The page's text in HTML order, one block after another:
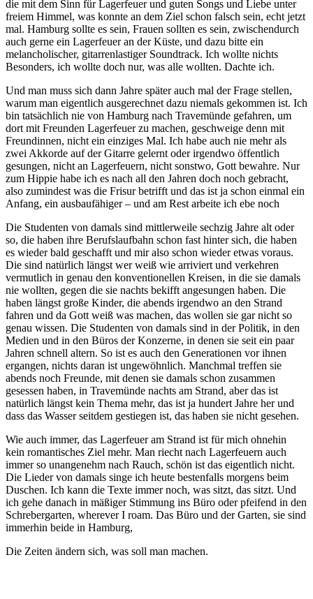
die mit dem Sinn für Lagerfeuer und guten Songs und Liebe unter
freiem Himmel, was konnte an dem Ziel schon falsch sein, echt jetzt
mal. Hamburg sollte es sein, Frauen sollten es sein, zwischendurch
auch gerne ein Lagerfeuer an der Küste, und dazu bitte ein
melancholischer, gitarrenlastiger Soundtrack. Ich wollte nichts
Besonders, ich wollte doch nur, was alle wollten. Dachte ich.
Und man muss sich dann Jahre später auch mal der Frage stellen,
warum man eigentlich ausgerechnet dazu niemals gekommen ist. Ich
bin tatsächlich nie von Hamburg nach Travemünde gefahren, um
dort mit Freunden Lagerfeuer zu machen, geschweige denn mit
Freundinnen, nicht ein einziges Mal. Ich habe auch nie mehr als
zwei Akkorde auf der Gitarre gelernt oder irgendwo öffentlich
gesungen, nicht an Lagerfeuern, nicht sonstwo, Gott bewahre. Nur
zum Hippie habe ich es nach all den Jahren doch noch gebracht,
also zumindest was die Frisur betrifft und das ist ja schon einmal ein
Anfang, ein ausbaufähiger – und am Rest arbeite ich ebe noch
Die Studenten von damals sind mittlerweile sechzig Jahre alt oder
so, die haben ihre Berufslaufbahn schon fast hinter sich, die haben
es wieder bald geschafft und mir also schon wieder etwas voraus.
Die sind natürlich längst wer weiß wie arriviert und verkehren
vermutlich in genau den konventionellen Kreisen, in die sie damals
nie wollten, gegen die sie nachts bekifft angesungen haben. Die
haben längst große Kinder, die abends irgendwo an den Strand
fahren und da Gott weiß was machen, das wollen sie gar nicht so
genau wissen. Die Studenten von damals sind in der Politik, in den
Medien und in den Büros der Konzerne, in denen sie seit ein paar
Jahren schnell altern. So ist es auch den Generationen vor ihnen
ergangen, nichts daran ist ungewöhnlich. Manchmal treffen sie
abends noch Freunde, mit denen sie damals schon zusammen
gesessen haben, in Travemünde nachts am Strand, aber das ist
natürlich längst kein Thema mehr, das ist ja hundert Jahre her und
dass das Wasser seitdem gestiegen ist, das haben sie nicht gesehen.
Wie auch immer, das Lagerfeuer am Strand ist für mich ohnehin
kein romantisches Ziel mehr. Man riecht nach Lagerfeuern auch
immer so unangenehm nach Rauch, schön ist das eigentlich nicht.
Die Lieder von damals singe ich heute bestenfalls morgens beim
Duschen. Ich kann die Texte immer noch, was sitzt, das sitzt. Und
ich gehe danach in mäßiger Stimmung ins Büro oder pfeifend in den
Schrebergarten, wherever I roam. Das Büro und der Garten, sie sind
immerhin beide in Hamburg,
Die Zeiten ändern sich, was soll man machen.